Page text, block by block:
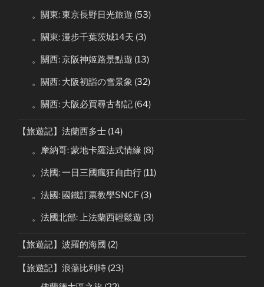
。關東: 東京長野日光旅遊 (53)
。關東: 漫步千葉茨城14天 (3)
。關西: 京阪神姬路景點遊 (13)
。關西: 大阪初詣の雪景象 (32)
。關西: 大阪必買尋古都記 (64)
【旅遊記】法蘭西多士 (14)
。摩納哥: 蒙地卡羅法式情緣 (8)
。法國: 一日三國瘋狂自由行 (11)
。法國: 國鐵訂票教學SNCF (3)
。法國北部: 上法蘭西輕鬆遊 (3)
【旅遊記】波羅的海國 (2)
【旅遊記】浪蕩比利時 (23)